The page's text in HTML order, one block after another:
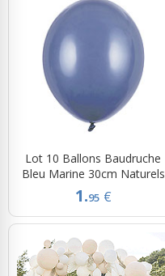
Lot 10 Ballons Baudruche
Bleu Marine 30cm Naturels
1.95 €